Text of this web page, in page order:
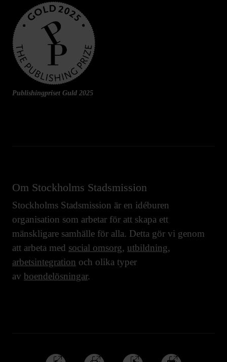
Publishingpriset Guld 2025
Om Stockholms Stadsmission
Stockholms Stadsmission är en idéburen
organisation som arbetar för att skapa ett
mänskligare samhälle för alla. Detta gör vi genom
att arbeta med social omsorg, utbildning,
arbetsintegration och olika typer
av boendelösningar.
Följ Följ Följ Följ